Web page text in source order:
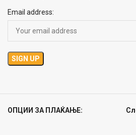
Email address:
ОПЦИИ ЗА ПЛАЌАЊЕ: